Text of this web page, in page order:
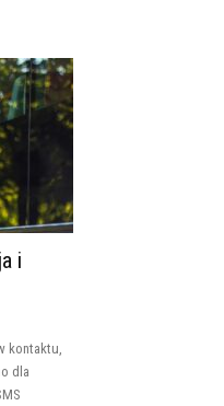
i
kontaktu,
dla